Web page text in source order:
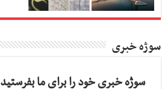
سوژه خبری
سوژه خبری خود را برای ما بفرستید